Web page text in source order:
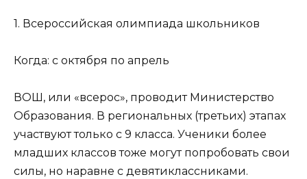
1. Всероссийская олимпиада школьников
Когда: с октября по апрель
ВОШ, или «всерос», проводит Министерство
Образования. В региональных (третьих) этапах
участвуют только с 9 класса. Ученики более
младших классов тоже могут попробовать свои
силы, но наравне с девятиклассниками.